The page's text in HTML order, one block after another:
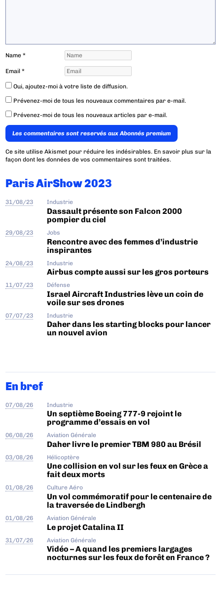
Name*
Email*
Oui, ajoutez-moi à votre liste de diffusion.
Prévenez-moi de tous les nouveaux commentaires par e-mail.
Prévenez-moi de tous les nouveaux articles par e-mail.
Les commentaires sont reservés aux Abonnés premium
Ce site utilise Akismet pour réduire les indésirables. En savoir plus sur la
façon dont les données de vos commentaires sont traitées.
Paris AirShow 2023
31/08/23 Industrie
Dassault présente son Falcon 2000
pompier du ciel
29/08/23 Jobs
Rencontre avec des femmes d’industrie
inspirantes
24/08/23 Industrie
Airbus compte aussi sur les gros porteurs
11/07/23 Défense
Israel Aircraft Industries lève un coin de
voile sur ses drones
07/07/23 Industrie
Daher dans les starting blocks pour lancer
un nouvel avion
En bref
07/08/26 Industrie
Un septième Boeing 777-9 rejoint le
programme d’essais en vol
06/08/26 Aviation Générale
Daher livre le premier TBM 980 au Brésil
03/08/26 Hélicoptère
Une collision en vol sur les feux en Grèce a
fait deux morts
01/08/26 Culture Aéro
Un vol commémoratif pour le centenaire de
la traversée de Lindbergh
01/08/26 Aviation Générale
Le projet Catalina II
31/07/26 Aviation Générale
Vidéo – A quand les premiers largages
nocturnes sur les feux de forêt en France ?